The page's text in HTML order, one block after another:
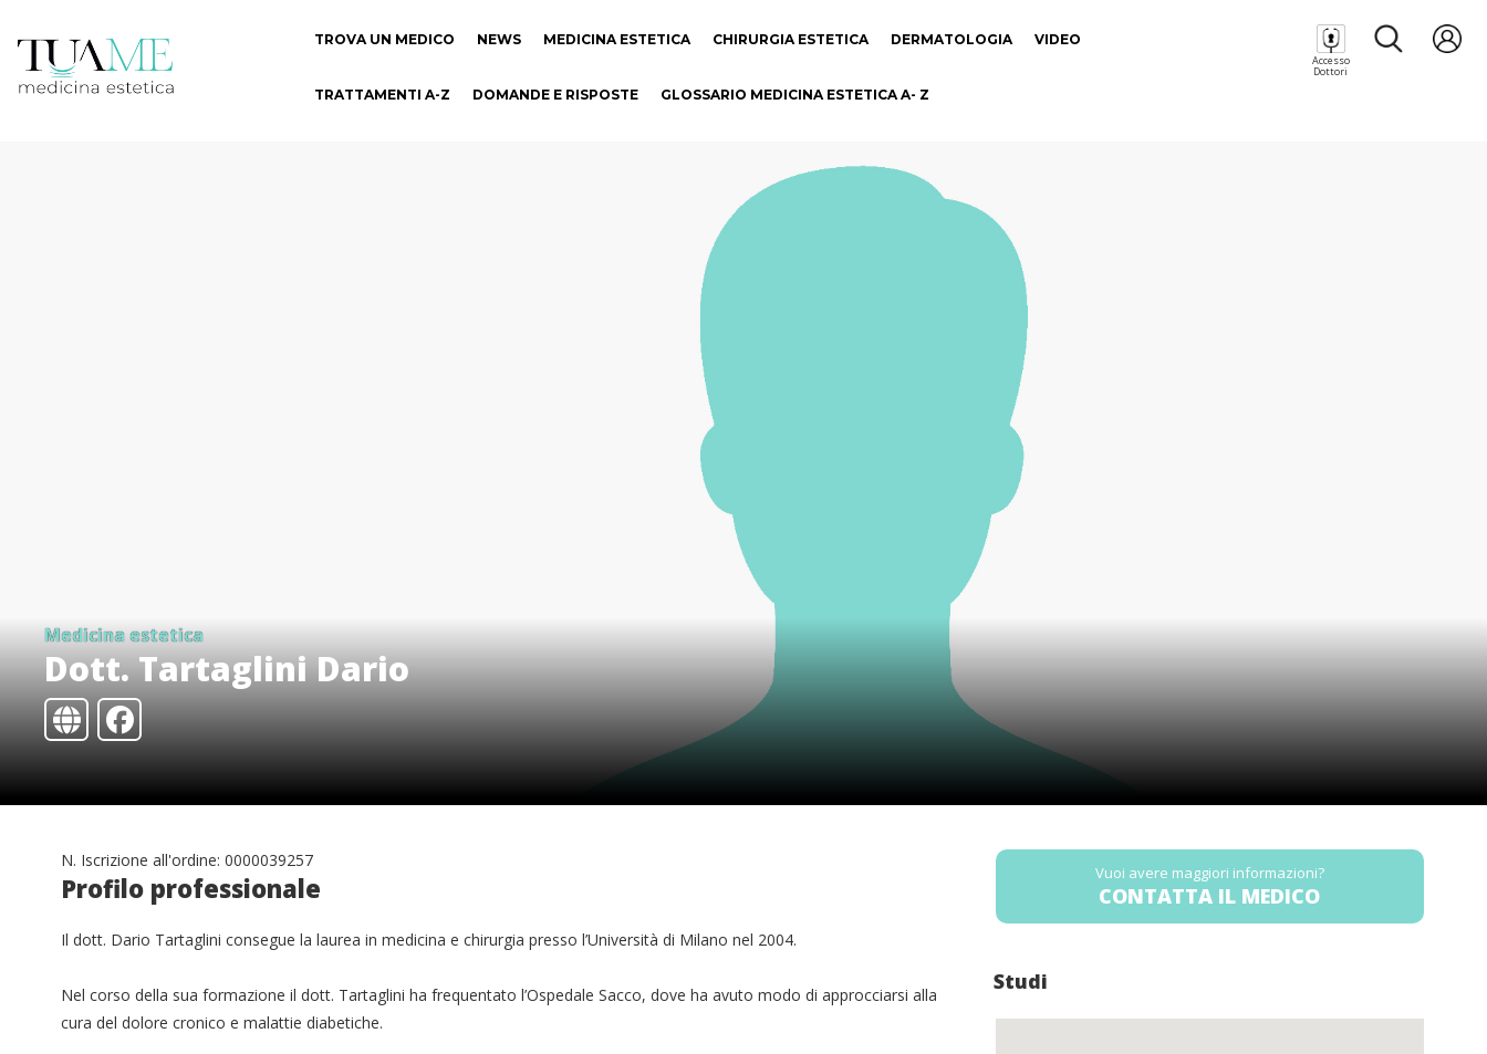
TROVA UN MEDICO NEWS MEDICINA ESTETICA CHIRURGIA ESTETICA DERMATOLOGIA VIDEO
TRATTAMENTI A-Z DOMANDE E RISPOSTE GLOSSARIO MEDICINA ESTETICA A- Z
Accesso
Dottori
Medicina estetica
Dott. Tartaglini Dario
N. Iscrizione all'ordine: 0000039257
Profilo professionale
Il dott. Dario Tartaglini consegue la laurea in medicina e chirurgia presso l’Università di Milano nel 2004.
Nel corso della sua formazione il dott. Tartaglini ha frequentato l’Ospedale Sacco, dove ha avuto modo di approcciarsi alla
cura del dolore cronico e malattie diabetiche.
Vuoi avere maggiori informazioni?
CONTATTA IL MEDICO
Studi